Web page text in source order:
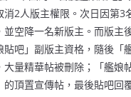
消2人版主權限。次日因第3
並空降一名新版主。而版主
貼吧」副版主資格，隨後「
大量精華帖被刪除；「艦娘
的頂置宣傳帖，最後貼吧回